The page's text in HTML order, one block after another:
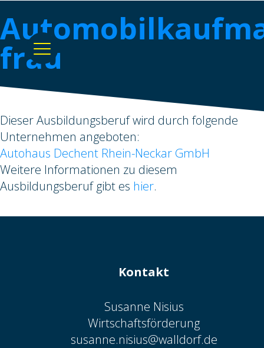
frau
Dieser Ausbildungsberuf wird durch folgende
Unternehmen angeboten:
Autohaus Dechent Rhein-Neckar GmbH
Weitere Informationen zu diesem
Ausbildungsberuf gibt es hier.
Kontakt
Susanne Nisius
Wirtschaftsförderung
susanne.nisius@walldorf.de